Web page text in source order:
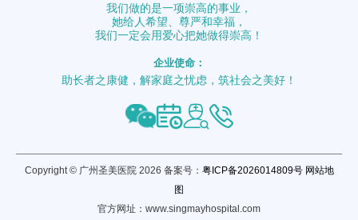
我们做的是一项崇高的事业，
她给人希望、尊严和幸福，
我们一定会用爱心把她做得崇高！
企业使命：
助长者之康健，解家庭之忧虑，筑社会之美好！
Copyright © 广州圣美医院 2026 备案号： 粤ICP备2026014809号 网站地
图
官方网址：www.singmayhospital.com